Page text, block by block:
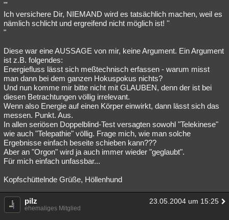
"'
Ich versichere Dir, NIEMAND wird es tatsächlich machen, weil es
nämlich schlicht und ergreifend nicht möglich ist! ''
"
Diese war eine AUSSAGE von mir, keine Argument. Ein Argument
ist z.B. folgendes:
Energiefluss lässt sich meßtechnisch erfassen - warum misst
man dann bei dem ganzen Hokuspokus nichts?
Und nun komme mir bitte nicht mit GLAUBEN, denn der ist bei
diesen Betrachtungen völlig irrelevant.
Wenn also Energie auf einen Körper einwirkt, dann lässt sich das
messen. Punkt. Aus.
In allen seriösen Doppelblind-Test versagten sowohl "Telekinese"
wie auch "Telepathie" völlig. Frage mich, wie man solche
Ergebnisse einfach beseite schieben kann???
Aber an "Orgon" wird ja auch immer wieder "geglaubt".
Für mich einfach unfassbar...
Kopfschüttelnde Grüße, Höllenhund
pilz 23.05.2004 um 15:25
ehemaliges Mitglied